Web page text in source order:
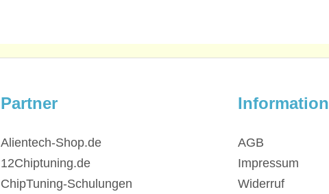
Partner
Alientech-Shop.de
12Chiptuning.de
ChipTuning-Schulungen
Information
AGB
Impressum
Widerruf